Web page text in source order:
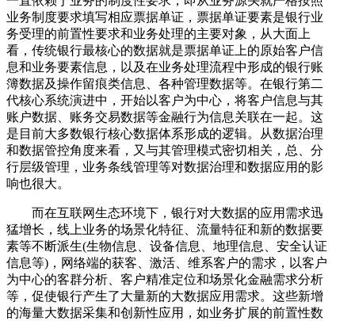
业务制度要求填写相应票据单证，票据单证要素是银行业
务受理的前置性要求和业务处理的主要对象，从大面上
看，传统银行最核心的数据就是票据单证上的原始客户信
息和业务要素信息，以及在业务处理流程中形成的银行账
簿数据及操作留痕类信息、各种管理数据等。在银行第二
代核心系统演进中，开始以客户为中心，将客户信息与其
账户数据、账务交易数据等金融行为信息关联在一起。这
是目前大多数银行核心数据体系形成的逻辑。从数据治理
和数据管控角度来看，又与其管理模式密切相关，总、分
行层级管理，业务条线管理等对数据治理和数据应用的影
响也很大。
而在互联网生态环境下，银行对大数据的应用需求迅
猛增长，线上业务的场景化特征、流量特征和新的数据要
素等不断派生(生物信息、设备信息、地理信息、安全认证
信息等)，网络端的获客、激活、维系客户的需求，以客户
为中心的客群分析、客户精准定位和场景化金融需求分析
等，促使银行产生了大量新的大数据应用需求。这些新增
的海量大数据采集和创新性应用，如业务扩展的前置性数